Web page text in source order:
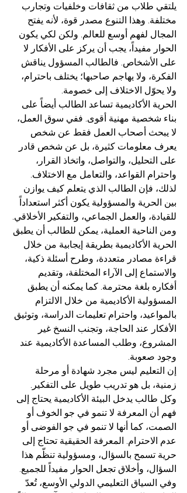
يلتقي طلاب من ثقافات وخلفيات وتجارب
مختلفة. وهذا التنوع مصدر قوة، لأنه يفتح
المجال لفهم أوسع للعالم. ولكن لكي يكون
الحوار مفيداً، يجب أن يركز على الأفكار لا
على الأشخاص. فالطالب المسؤول يناقش
الفكرة، ولا يهاجم صاحبها؛ يختلف باحترام،
ولا يحوّل الاختلاف إلى خصومة.
الحرية الأكاديمية تساعد الطالب أيضاً على
بناء شخصية مهنية أقوى. ففي سوق العمل،
لا يبحث أصحاب العمل فقط عن شخص
يعرف معلومات كثيرة، بل عن شخص قادر
على التحليل، والتواصل، واتخاذ القرار،
واحترام القواعد، والتعامل مع الاختلاف.
لذلك، فإن الطالب الذي يتعلم كيف يوازن
بين الحرية والمسؤولية يكون أكثر استعداداً
للقيادة، والعمل الجماعي، والتفكير الأخلاقي.
ومن الناحية العملية، يمكن للطالب أن يطبق
الحرية الأكاديمية بطريقة إيجابية من خلال
قراءة مصادر متعددة، وطرح أسئلة ذكية،
والاستماع إلى الآراء المختلفة، وتقديم
أفكاره بلغة محترمة. كما يمكنه أن يطبق
المسؤولية الأكاديمية من خلال الالتزام
بالمواعيد، واحترام تعليمات الدراسة، وتوثيق
الأفكار عند الحاجة، وتجنب النسخ غير
المشروع، وطلب المساعدة الأكاديمية عند
وجود صعوبة.
إن التعليم ليس مجرد شهادة أو مرحلة
زمنية، بل هو تدريب طويل على التفكير.
وكل طالب يدخل البيئة الأكاديمية يحتاج إلى
فهم أن المعرفة لا تنمو في جو الخوف أو
الصمت، كما أنها لا تنمو في جو الفوضى أو
عدم الاحترام. المعرفة الحقيقية تحتاج إلى
حرية تسمح بالسؤال، ومسؤولية تنظّم هذا
السؤال، وأخلاق تجعل الحوار مفيداً للجميع.
وفي السياق التعليمي الدولي الأوسع، تُعدّ